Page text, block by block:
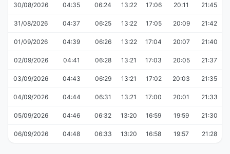
30/08/2026 04:35 06:24 13:22 17:06 20:11 21:45
31/08/2026 04:37 06:25 13:22 17:05 20:09 21:42
01/09/2026 04:39 06:26 13:22 17:04 20:07 21:40
02/09/2026 04:41 06:28 13:21 17:03 20:05 21:37
03/09/2026 04:43 06:29 13:21 17:02 20:03 21:35
04/09/2026 04:44 06:31 13:21 17:00 20:01 21:33
05/09/2026 04:46 06:32 13:20 16:59 19:59 21:30
06/09/2026 04:48 06:33 13:20 16:58 19:57 21:28